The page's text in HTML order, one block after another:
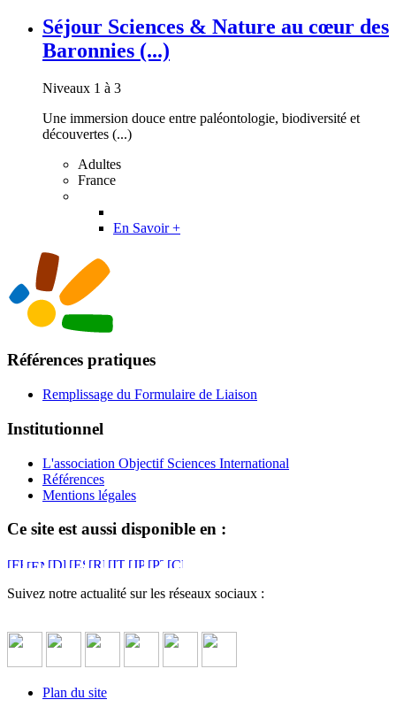
Séjour Sciences & Nature au cœur des
Baronnies (...)
Niveaux 1 à 3
Une immersion douce entre paléontologie, biodiversité et
découvertes (...)
Adultes
France
En Savoir +
Références pratiques
Remplissage du Formulaire de Liaison
Institutionnel
L'association Objectif Sciences International
Références
Mentions légales
Ce site est aussi disponible en :
Suivez notre actualité sur les réseaux sociaux :
Plan du site